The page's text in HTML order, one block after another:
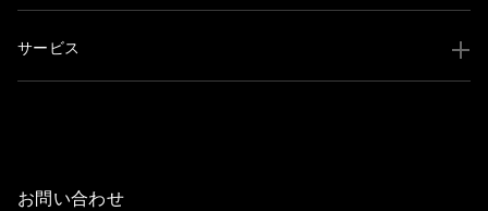
サービス
お問い合わせ